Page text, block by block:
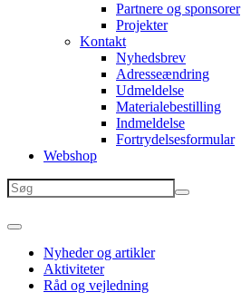
Partnere og sponsorer
Projekter
Kontakt
Nyhedsbrev
Adresseændring
Udmeldelse
Materialebestilling
Indmeldelse
Fortrydelsesformular
Webshop
Nyheder og artikler
Aktiviteter
Råd og vejledning